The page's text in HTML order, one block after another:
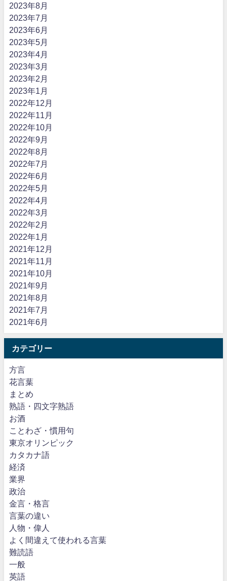
2023年8月
2023年7月
2023年6月
2023年5月
2023年4月
2023年3月
2023年2月
2023年1月
2022年12月
2022年11月
2022年10月
2022年9月
2022年8月
2022年7月
2022年6月
2022年5月
2022年4月
2022年3月
2022年2月
2022年1月
2021年12月
2021年11月
2021年10月
2021年9月
2021年8月
2021年7月
2021年6月
カテゴリー
方言
花言葉
まとめ
熟語・四文字熟語
お酒
ことわざ・慣用句
東京オリンピック
カタカナ語
経済
業界
政治
金言・格言
言葉の違い
人物・偉人
よく間違えて使われる言葉
難読語
一般
英語